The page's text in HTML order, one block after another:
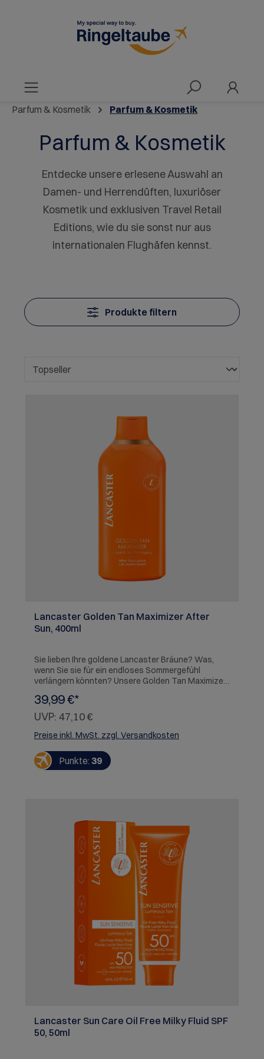
Parfum & Kosmetik Parfum & Kosmetik
Parfum & Kosmetik
Entdecke unsere erlesene Auswahl an
Damen- und Herrendüften, luxuriöser
Kosmetik und exklusiven Travel Retail
Editions, wie du sie sonst nur aus
internationalen Flughäfen kennst.
Produkte filtern
Lancaster Golden Tan Maximizer After
Sun, 400ml
Sie lieben Ihre goldene Lancaster Bräune? Was,
wenn Sie sie für ein endloses Sommergefühl
verlängern könnten? Unsere Golden Tan Maximizer
Monat und beruhigt sonnenbeanspruchte Haut
sofort. Lancasters Tan Activator Komplex mit
Buriti-Öl natürlichen Ursprungs intensiviert die
Melaninproduktion für eine goldene, ebenmäßige
After Sun Lotion enthält einen Reparatur-Komplex,
der Ihre Haut sofort beruhigt. Sie reduziert das
weiches Finish. Sie erfrischt die Haut sofort und
hüllt sie in den ikonisches Lancaster Duft, der auch
für empfindliche Haut geeignet ist. Enthält 86,6%
Inhaltsstoffe natürlichen Ursprungs.Hauttyp: Alle
Hauttypen Herstellerinformation; Lancaster SAM,6,
Avenue Albert II,98000 Monaco,MC Warnhinweise:
Kontakt mit den Augen vermeiden. Vor Hitze und
Flammen schützen.
39,99 €*
UVP: 47,10 €
Preise inkl. MwSt. zzgl. Versandkosten
Punkte: 39
Lancaster Sun Care Oil Free Milky Fluid SPF
50, 50ml